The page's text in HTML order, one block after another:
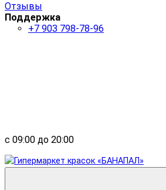
Отзывы
Поддержка
+7 903 798-78-96
с 09:00 до 20:00